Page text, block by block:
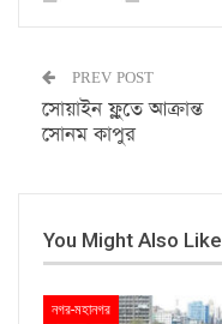
PREV POST
সোয়াইন ফ্লুতে আক্রান্ত
সোনম কাপুর
You Might Also Like
নগর-মহানগর